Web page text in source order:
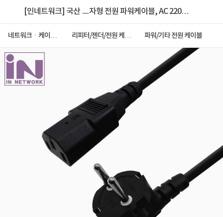
[인네트워크] 국산 ㅡ자형 전원 파워케이블, AC 220V,
네트워크ㆍ케이블
리피터/젠더/전원 케이
파워/기타 전원 케이블